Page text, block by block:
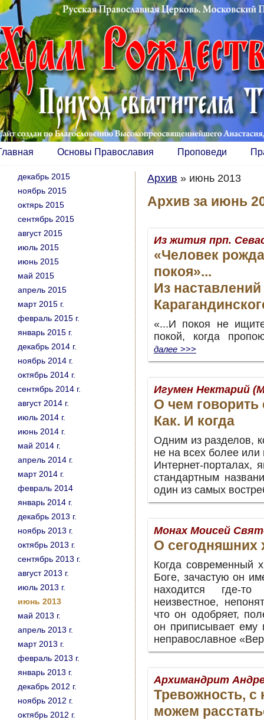
Основы Православия Проповеди
Архив » июнь 2013
Архив за июнь
Из жития прп.
«Человек
покоя»...
Из
«...И покоя не
покой, когда
далее >>>
Игумен Нектарий
О чем
Как. И когда
Одним из разделов,
не на всех более
Интернет-порталах,
стандартным
один из самых
Монах Моисей
О сегодняшних
Когда современный
Боге, зачастую он
находится где-
неизвестное,
что он одобряет,
он приписывает ему
неправославное
Архимандрит
Тревожность, с
можем
декабрь 2015
ноябрь 2015
октярь 2015
сентябрь 2015
август 2015
июль 2015
июнь 2015
май 2015
апрель 2015
март 2015 г.
февраль 2015 г.
январь 2015 г.
декабрь 2014 г.
ноябрь 2014 г.
октябрь 2014 г.
сентябрь 2014 г.
август 2014 г.
июль 2014 г.
июнь 2014 г.
май 2014 г.
апрель 2014 г.
март 2014 г.
февраль 2014
январь 2014 г.
декабрь 2013 г.
ноябрь 2013 г.
октябрь 2013 г.
сентябрь 2013 г.
август 2013 г.
июль 2013 г.
июнь 2013
май 2013 г.
апрель 2013 г.
март 2013 г.
февраль 2013 г.
январь 2013 г.
декабрь 2012 г.
ноябрь 2012 г.
октябрь 2012 г.